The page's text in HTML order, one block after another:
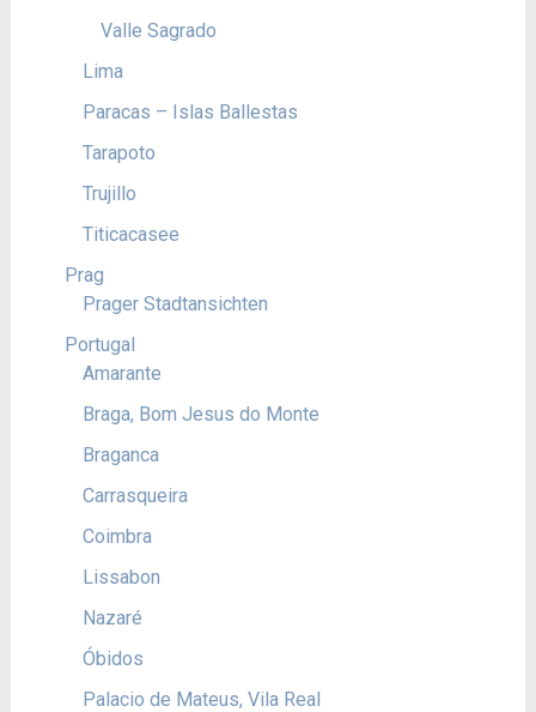
Valle Sagrado
Lima
Paracas – Islas Ballestas
Tarapoto
Trujillo
Titicacasee
Prag
Prager Stadtansichten
Portugal
Amarante
Braga, Bom Jesus do Monte
Braganca
Carrasqueira
Coimbra
Lissabon
Nazaré
Óbidos
Palacio de Mateus, Vila Real